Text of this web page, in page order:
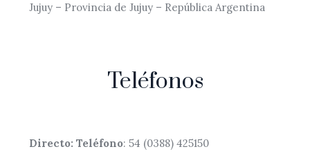
Jujuy – Provincia de Jujuy – República Argentina
Teléfonos
Directo: Teléfono: 54 (0388) 425150